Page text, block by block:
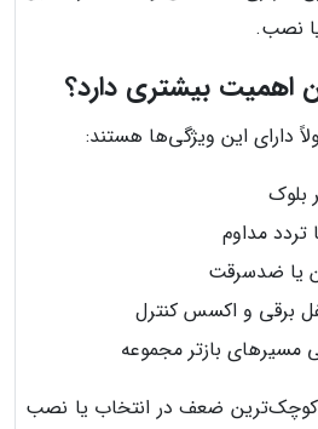
نصب.
اهمیت بیشتری دارد؟
دارای این ویژگی‌ها هستند:
بلوک
مداوم
یا ضدسرقت
برقی و اکسس کنترل
مسیرهای بازتر مجموعه
ضعف در انتخاب یا نصب